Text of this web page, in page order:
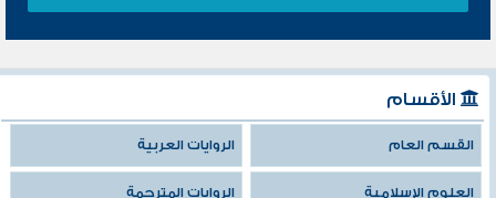
الأقسام
القسم العام الروايات العربية
العلوم الإسلامية الروايات المترجمة